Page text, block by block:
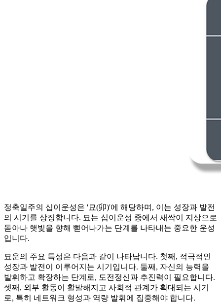
정축일주의 십이운성은 '묘(卯)'에 해당하며, 이는 성장과 발전
의 시기를 상징합니다. 묘는 십이운성 중에서 새싹이 지상으로
돋아나 햇빛을 향해 뻗어나가는 단계를 나타내는 중요한 운성
입니다.
묘운의 주요 특성은 다음과 같이 나타납니다. 첫째, 적극적인
성장과 발전이 이루어지는 시기입니다. 둘째, 자신의 능력을
발휘하고 확장하는 단계로, 도전정신과 추진력이 필요합니다.
셋째, 외부 활동이 활발해지고 사회적 관계가 확대되는 시기
로, 특히 네트워크 형성과 역량 발휘에 집중해야 합니다.